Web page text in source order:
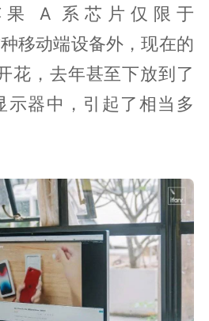
A 系芯片仅限于
移动端设备外，现在的
花，去年甚至下放到了
示器中，引起了相当多